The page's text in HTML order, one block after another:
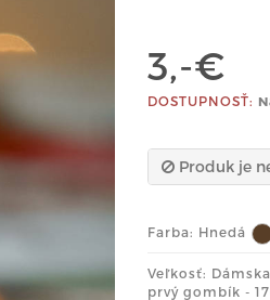
3,-€
DOSTUPNOSŤ:
Produk je
Farba: Hnedá
Veľkosť:
prvý gombík -